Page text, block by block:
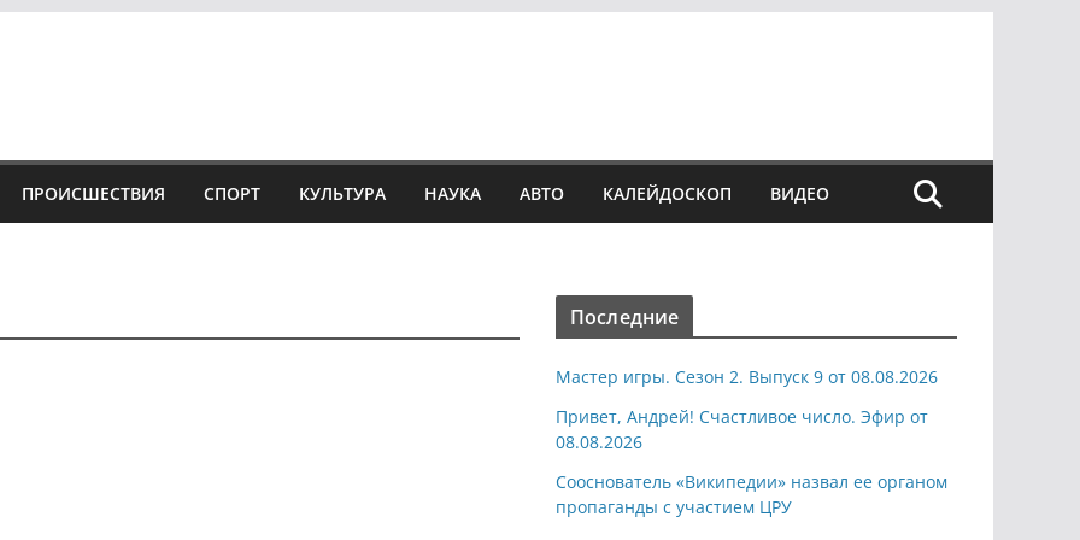
ПРОИСШЕСТВИЯ СПОРТ КУЛЬТУРА НАУКА АВТО КАЛЕЙДОСКОП ВИДЕО
Последние
Мастер игры. Сезон 2. Выпуск 9 от 08.08.2026
Привет, Андрей! Счастливое число. Эфир от
08.08.2026
Сооснователь «Википедии» назвал ее органом
пропаганды с участием ЦРУ